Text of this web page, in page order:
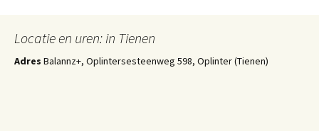
Locatie en uren: in Tienen
Adres Balannz+, Oplintersesteenweg 598, Oplinter (Tienen)